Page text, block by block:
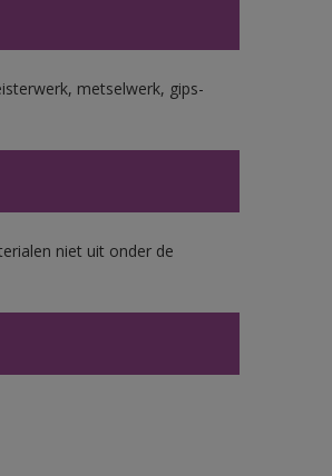
metselwerk, gips-
niet uit onder de